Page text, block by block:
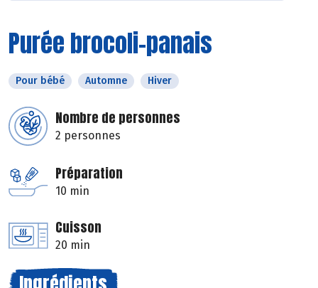
Purée brocoli-panais
Pour bébé Automne Hiver
Nombre de personnes
2 personnes
Préparation
10 min
Cuisson
20 min